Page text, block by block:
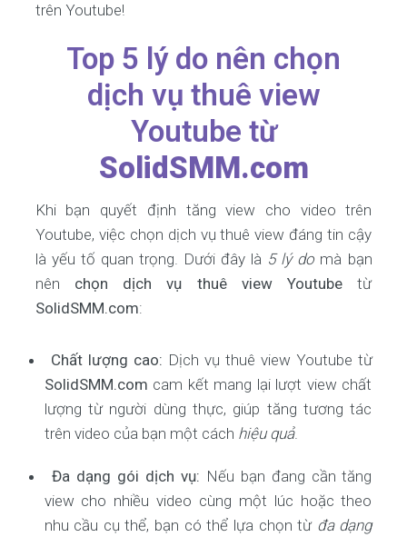
trên Youtube!
Top 5 lý do nên chọn
dịch vụ thuê view
Youtube từ
SolidSMM.com
Khi bạn quyết định tăng view cho video trên
Youtube, việc chọn dịch vụ thuê view đáng tin cậy
là yếu tố quan trọng. Dưới đây là 5 lý do mà bạn
nên chọn dịch vụ thuê view Youtube từ
SolidSMM.com:
Chất lượng cao: Dịch vụ thuê view Youtube từ
SolidSMM.com cam kết mang lại lượt view chất
lượng từ người dùng thực, giúp tăng tương tác
trên video của bạn một cách hiệu quả.
Đa dạng gói dịch vụ: Nếu bạn đang cần tăng
view cho nhiều video cùng một lúc hoặc theo
nhu cầu cụ thể, bạn có thể lựa chọn từ đa dạng